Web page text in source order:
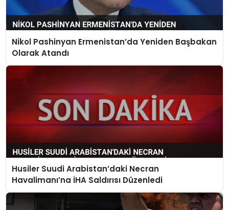
Nikol Pashinyan Ermenistan’da Yeniden Başbakan
Olarak Atandı
Husiler Suudi Arabistan’daki Necran
Havalimanı’na İHA Saldırısı Düzenledi